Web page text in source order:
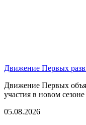
Движение Первых
Движение Первых
участия в новом
05.08.2026